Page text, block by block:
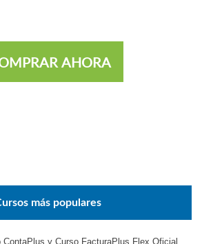
AHORA
más populares
ContaPlus y Curso FacturaPlus Flex Oficial